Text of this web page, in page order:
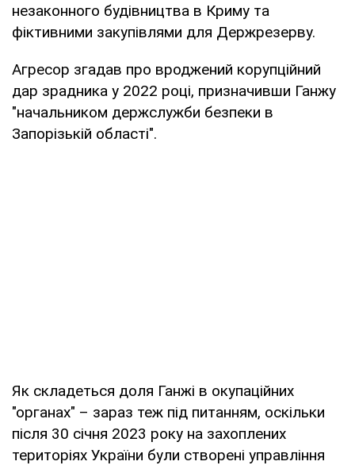
незаконного будівництва в Криму та
фіктивними закупівлями для Держрезерву.
Агресор згадав про вроджений корупційний
дар зрадника у 2022 році, призначивши Ганжу
"начальником держслужби безпеки в
Запорізькій області".
Як складеться доля Ганжі в окупаційних
"органах" – зараз теж під питанням, оскільки
після 30 січня 2023 року на захоплених
територіях України були створені управління